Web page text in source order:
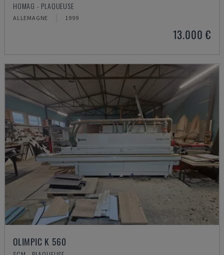
HOMAG - PLAQUEUSE
ALLEMAGNE 1999
13.000 €
OLIMPIC K 560